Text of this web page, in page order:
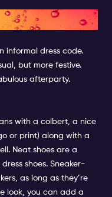
MEN
informal dress code.
but more festive.
afterparty.
with a colbert, a nice
or print) along with a
Neat shoes are a
shoes. Sneaker-
as long as they’re
look, you can add a